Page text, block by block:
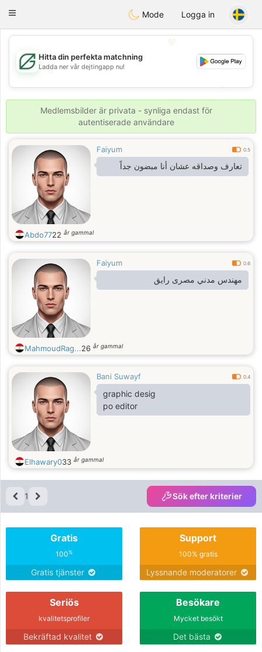
GulfDating
Toggle
Mode Logga in
💖
💕
💕
Hitta din perfekta matchning
Ladda ner vår dejtingapp nu!
Medlemsbilder är privata - synliga endast för
autentiserade användare
Faiyum 0.5
تعارف وصداقه عشان أنا مبضون جداً
Abdo7722 år gammal
Faiyum 0.6
مهندس مدني مصرى رايق
MahmoudRag...26 år gammal
Bani Suwayf 0.4
graphic desig
po editor
Elhawary033 år gammal
1 Sök efter kriterier
Gratis
100%
Gratis tjänster
Support
100% gratis
Lyssnande moderatorer
Seriös
kvalitetsprofiler
Bekräftad kvalitet
Besökare
Mycket besökt
Det bästa